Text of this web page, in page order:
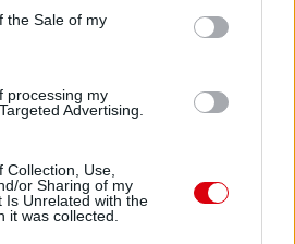
the Sale of my
processing my
Advertising.
Use,
or Sharing of my
Is Unrelated with the
it was collected.
United2026-08-12 20:30
2026-08-15 18:00